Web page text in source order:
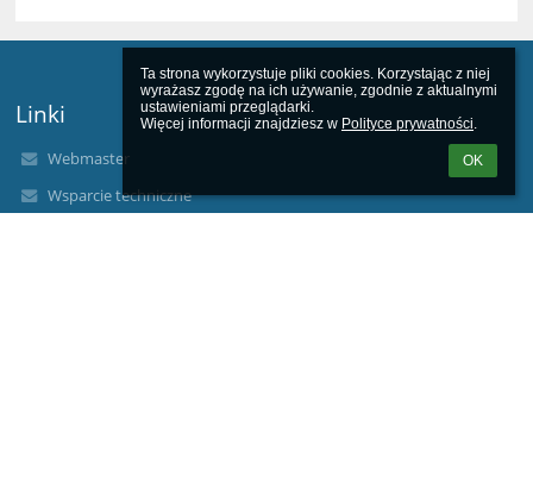
Ta strona wykorzystuje pliki cookies. Korzystając z niej
wyrażasz zgodę na ich używanie, zgodnie z aktualnymi
ustawieniami przeglądarki.
Więcej informacji znajdziesz w Polityce prywatności.
OK
Linki
Webmaster
Wsparcie techniczne